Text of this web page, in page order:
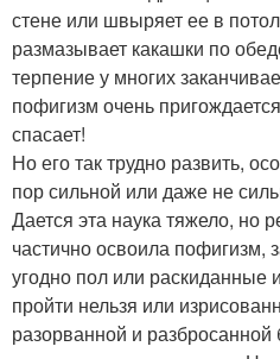
стене или швыряет ее в
размазывает какашки по
терпение у многих
пофигизм очень
спасает!
Но его так трудно развить,
пор сильной или даже не
Дается эта наука тяжело, но
частично освоила пофигизм,
угодно пол или раскиданные
пройти нельзя или
разорванной и